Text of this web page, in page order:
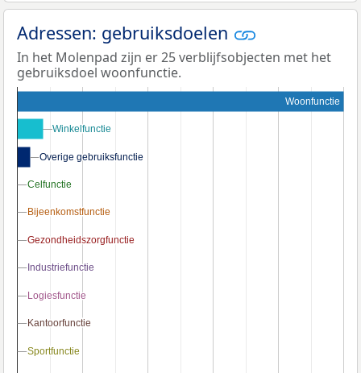
Adressen: gebruiksdoelen
In het Molenpad zijn er 25 verblijfsobjecten met het
gebruiksdoel woonfunctie.
Woonfunctie
Winkelfunctie
Winkelfunctie
Overige gebruiksfunctie
Overige gebruiksfunctie
Celfunctie
Celfunctie
Bijeenkomstfunctie
Bijeenkomstfunctie
Gezondheidszorgfunctie
Gezondheidszorgfunctie
Industriefunctie
Industriefunctie
Logiesfunctie
Logiesfunctie
Kantoorfunctie
Kantoorfunctie
Sportfunctie
Sportfunctie